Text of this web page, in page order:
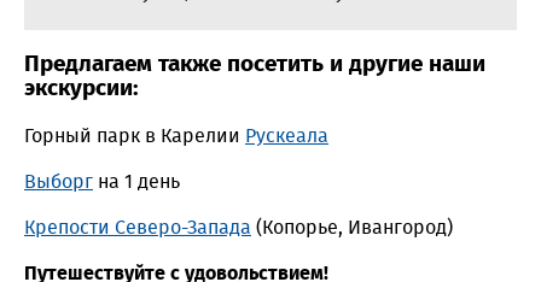
Предлагаем также посетить и другие наши
экскурсии:
Горный парк в Карелии Рускеала
Выборг на 1 день
Крепости Северо-Запада (Копорье, Ивангород)
Путешествуйте с удовольствием!